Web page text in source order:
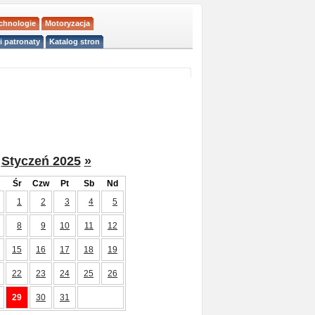
Motoryzacja
patronaty Katalog stron
Styczeń 2025 »
Śr Czw Pt Sb
Nd
1
2 3 4 5
8 9 10 11 12
15 16 17 18 19
22 23 24 25 26
29 30 31